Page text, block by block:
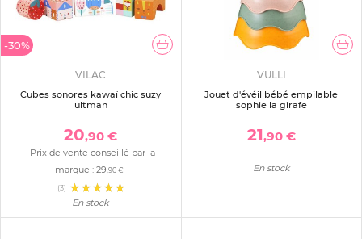
-30%
VILAC
Cubes sonores kawaï chic suzy
ultman
20,90 €
Prix de vente conseillé par la
marque : 29,90 €
(3)
En stock
VULLI
Jouet d'évéil bébé empilable
sophie la girafe
21,90 €
En stock